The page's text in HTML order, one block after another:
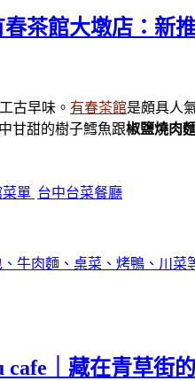
春茶館大墩店：新
古早味。 有春茶館是頗具人
甘甜的樹子鱈魚跟椒鹽燒肉
菜單 台中台菜餐廳
牛肉麵、桌菜、烤鴨、川菜
cafe｜藏在青草街